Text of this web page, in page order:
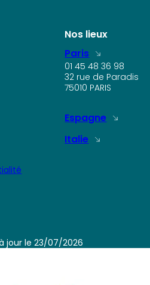
Nos lieux
Paris
01 45 48 36 98
32 rue de Paradis
75010 PARIS
Espagne
Italie
jour le 23/07/2026